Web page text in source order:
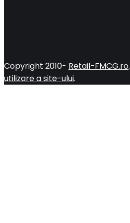
Copyright 2010- Retail-FMCG.ro.
utilizare a site-ului.